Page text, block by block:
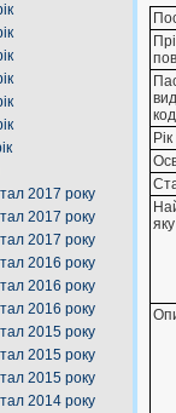
2017 року
2017 року
2017 року
2016 року
2016 року
2016 року
2015 року
2015 року
2015 року
2014 року